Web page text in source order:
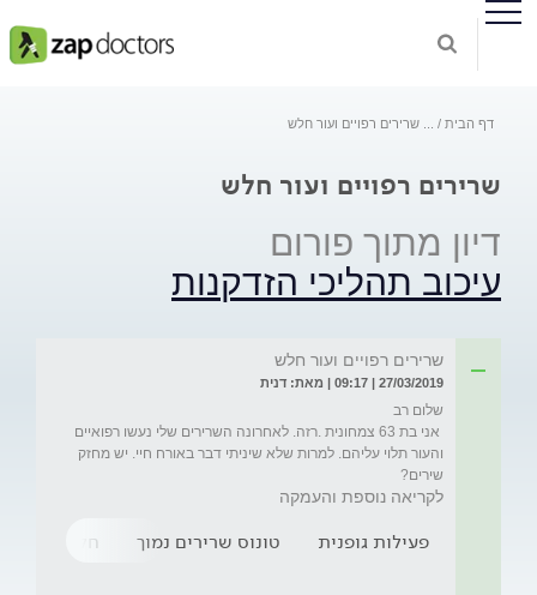
דף הבית שרירים רפויים ועור חלש
שרירים רפויים ועור חלש
דיון מתוך פורום
עיכוב תהליכי הזדקנות
שרירים רפויים ועור חלש
27/03/2019 | 09:17 | מאת: דנית
אני בת 63 צמחונית .רזה. לאחרונה השרירים שלי נעשו רפואיים
והעור תלוי עליהם. למרות שלא שיניתי דבר באורח חיי. יש מחזק
שירים?
לקריאה נוספת והעמקה
פעילות גופנית טונוס שרירים נמוך חלבונים